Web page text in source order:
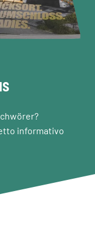
informativo